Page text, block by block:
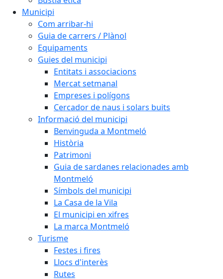
Municipi
Com arribar-hi
Guia de carrers / Plànol
Equipaments
Guies del municipi
Entitats i associacions
Mercat setmanal
Empreses i polígons
Cercador de naus i solars buits
Informació del municipi
Benvinguda a Montmeló
Història
Patrimoni
Guia de sardanes relacionades amb
Montmeló
Símbols del municipi
La Casa de la Vila
El municipi en xifres
La marca Montmeló
Turisme
Festes i fires
Llocs d'interès
Rutes